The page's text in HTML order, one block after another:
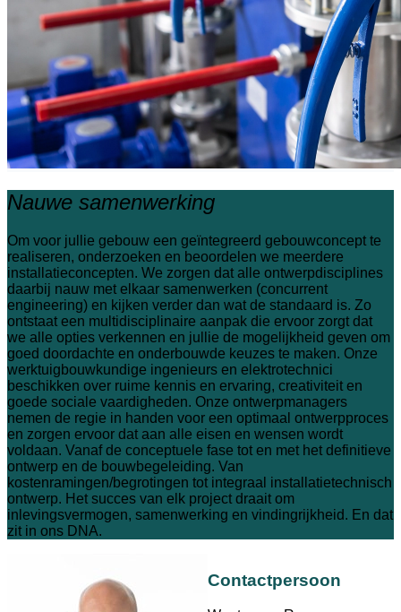
Nauwe samenwerking
Om voor jullie gebouw een geïntegreerd gebouwconcept te
realiseren, onderzoeken en beoordelen we meerdere
installatieconcepten. We zorgen dat alle ontwerpdisciplines
daarbij nauw met elkaar samenwerken (concurrent
engineering) en kijken verder dan wat de standaard is. Zo
ontstaat een multidisciplinaire aanpak die ervoor zorgt dat
we alle opties verkennen en jullie de mogelijkheid geven om
goed doordachte en onderbouwde keuzes te maken. Onze
werktuigbouwkundige ingenieurs en elektrotechnici
beschikken over ruime kennis en ervaring, creativiteit en
goede sociale vaardigheden. Onze ontwerpmanagers
nemen de regie in handen voor een optimaal ontwerpproces
en zorgen ervoor dat aan alle eisen en wensen wordt
voldaan. Vanaf de conceptuele fase tot en met het definitieve
ontwerp en de bouwbegeleiding. Van
kostenramingen/begrotingen tot integraal installatietechnisch
ontwerp. Het succes van elk project draait om
inlevingsvermogen, samenwerking en vindingrijkheid. En dat
zit in ons DNA.
Contactpersoon